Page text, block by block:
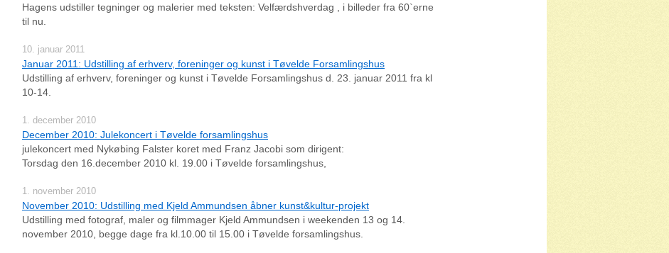
Hagens udstiller tegninger og malerier med teksten: Velfærdshverdag , i billeder fra 60`erne
til nu.
10. januar 2011
Januar 2011: Udstilling af erhverv, foreninger og kunst i Tøvelde Forsamlingshus
Udstilling af erhverv, foreninger og kunst i Tøvelde Forsamlingshus d. 23. januar 2011 fra kl
10-14.
1. december 2010
December 2010: Julekoncert i Tøvelde forsamlingshus
julekoncert med Nykøbing Falster koret med Franz Jacobi som dirigent:
Torsdag den 16.december 2010 kl. 19.00 i Tøvelde forsamlingshus,
1. november 2010
November 2010: Udstilling med Kjeld Ammundsen åbner kunst&kultur-projekt
Udstilling med fotograf, maler og filmmager Kjeld Ammundsen i weekenden 13 og 14.
november 2010, begge dage fra kl.10.00 til 15.00 i Tøvelde forsamlingshus.